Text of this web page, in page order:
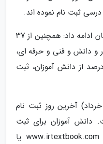
ثبت نام نموده اند.
مدیرکل آموزش و پرورش خوزستان ادامه داد: همچنین از 37
کار و دانش و فنی و حرفه ای،
31 هزار و 255 نفر معادل 83 درصد از دانش آموزان، ثبت
مودت در انتها گفت: فردا (23 خرداد) آخرین روز ثبت نام
دانش آموزان برای ثبت
سفارش می توانند به سامانه www.irtextbook.com یا